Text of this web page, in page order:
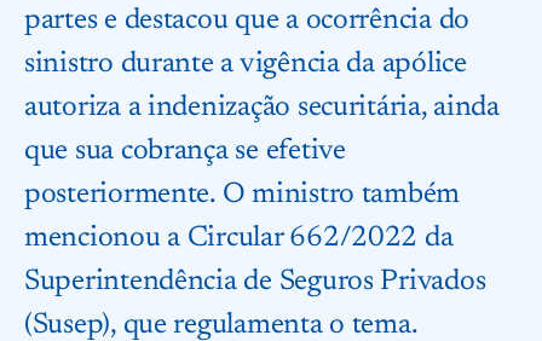
partes e destacou que a ocorrência do
sinistro durante a vigência da apólice
autoriza a indenização securitária, ainda
que sua cobrança se efetive
posteriormente. O ministro também
mencionou a Circular 662/2022 da
Superintendência de Seguros Privados
(Susep), que regulamenta o tema.